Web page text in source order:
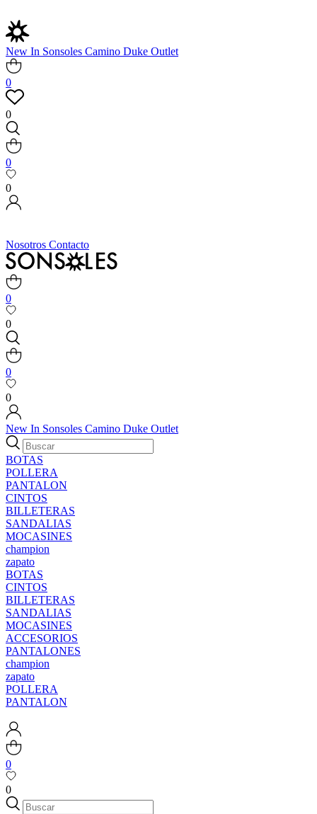
New In Sonsoles Camino Duke Outlet
0
0
0
0
Nosotros Contacto
0
0
0
0
New In Sonsoles Camino Duke Outlet
BOTAS
POLLERA
PANTALON
CINTOS
BILLETERAS
SANDALIAS
MOCASINES
champion
zapato
BOTAS
CINTOS
BILLETERAS
SANDALIAS
MOCASINES
ACCESORIOS
PANTALONES
champion
zapato
POLLERA
PANTALON
0
0